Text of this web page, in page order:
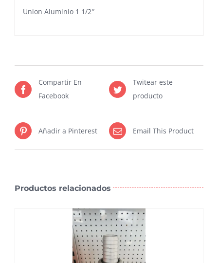
Union Aluminio 1 1/2″
Compartir En
Facebook
Twitear este
producto
Añadir a Pinterest Email This Product
Productos relacionados